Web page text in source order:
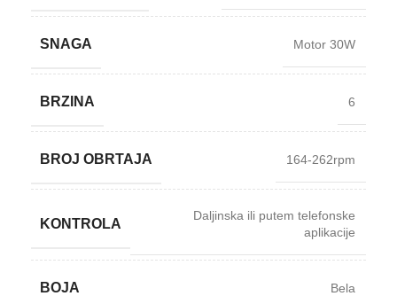
SNAGA Motor 30W
BRZINA 6
BROJ OBRTAJA 164-262rpm
KONTROLA
Daljinska ili putem telefonske
aplikacije
BOJA Bela